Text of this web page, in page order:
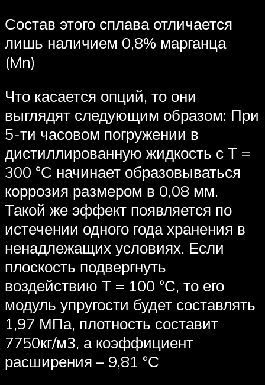
Состав этого сплава отличается
лишь наличием 0,8% марганца
(Mn)
Что касается опций, то они
выглядят следующим образом: При
5-ти часовом погружении в
дистиллированную жидкость с Т =
300 °С начинает образовываться
коррозия размером в 0,08 мм.
Такой же эффект появляется по
истечении одного года хранения в
ненадлежащих условиях. Если
плоскость подвергнуть
воздействию Т = 100 °С, то его
модуль упругости будет составлять
1,97 МПа, плотность составит
7750кг/м3, а коэффициент
расширения – 9,81 °С